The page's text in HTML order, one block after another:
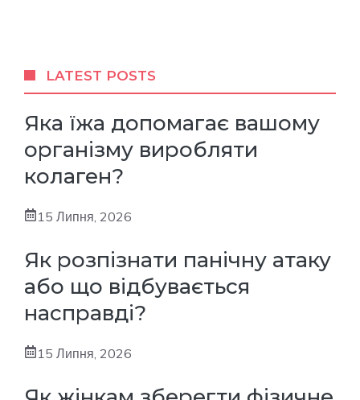
LATEST POSTS
Яка їжа допомагає вашому
організму виробляти
колаген?
15 Липня, 2026
Як розпізнати панічну атаку
або що відбувається
насправді?
15 Липня, 2026